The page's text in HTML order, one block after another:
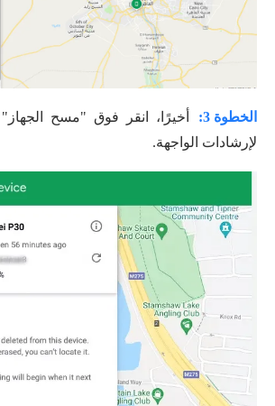
الخطوة 3:
أخيرًا، انقر فوق "مسح الجهاز"
لإرشادات الواجهة.